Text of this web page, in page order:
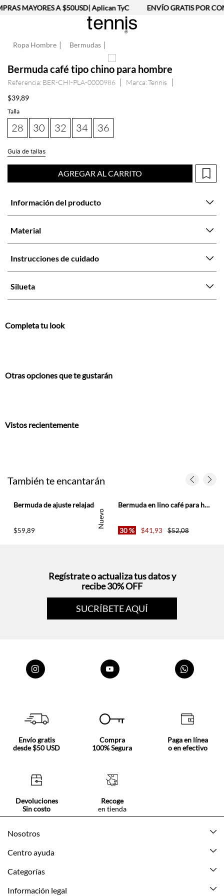
MAYORES A $50USD| Aplican TyC ENVÍO GRATIS POR
Ropa Hombre Bermudas
Bermuda café tipo chino para hombre
Referencia: BER-CHI-PLA-0000986
Tennis
$39,89
Talla
28 30 32 34 36
Guia de tallas
AGREGAR AL CARRITO
Información del producto
Material
Instrucciones de cuidado
Silueta
Completa tu look
Otras opciones que te gustarán
Vistos recientemente
También te encantarán
Nuevo
$59,89
Bermuda en lino café para hombre
30 % $41,93 $52,08
Regístrate o actualiza tus datos y
recibe 30% OFF
SUCRÍBETE AQUÍ
Envío gratis
desde $50 USD
Compra
100% Segura
Paga en línea
o en efectivo
Devoluciones
Sin costo
Recoge
en tienda
Nosotros
Acerca de Tennis
Centro ayuda
Mis pedidos
Categorías
Nuevo
Información legal